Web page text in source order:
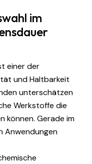
im
einer der
und Haltbarkeit
unterschätzen
Werkstoffe die
können. Gerade im
Anwendungen